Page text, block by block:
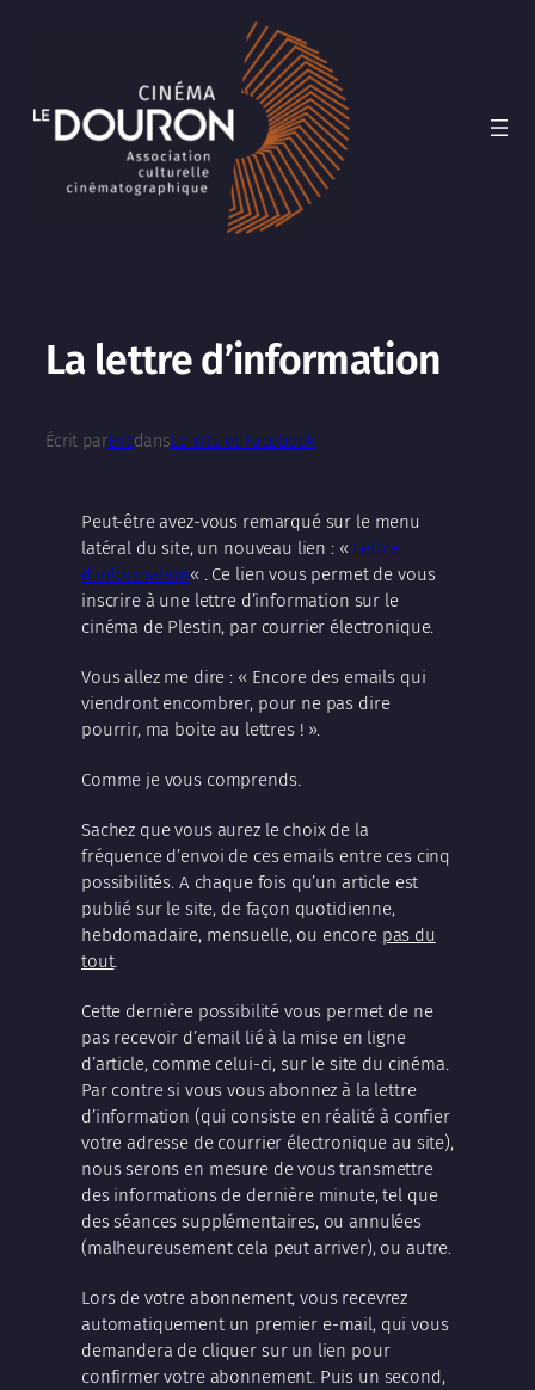
La lettre d’information
Écrit parEricdansLe site et Facebook
Peut-être avez-vous remarqué sur le menu
latéral du site, un nouveau lien : « Lettre
d’information« . Ce lien vous permet de vous
inscrire à une lettre d’information sur le
cinéma de Plestin, par courrier électronique.
Vous allez me dire : « Encore des emails qui
viendront encombrer, pour ne pas dire
pourrir, ma boite au lettres ! ».
Comme je vous comprends.
Sachez que vous aurez le choix de la
fréquence d’envoi de ces emails entre ces cinq
possibilités. A chaque fois qu’un article est
publié sur le site, de façon quotidienne,
hebdomadaire, mensuelle, ou encore pas du
tout.
Cette dernière possibilité vous permet de ne
pas recevoir d’email lié à la mise en ligne
d’article, comme celui-ci, sur le site du cinéma.
Par contre si vous vous abonnez à la lettre
d’information (qui consiste en réalité à confier
votre adresse de courrier électronique au site),
nous serons en mesure de vous transmettre
des informations de dernière minute, tel que
des séances supplémentaires, ou annulées
(malheureusement cela peut arriver), ou autre.
Lors de votre abonnement, vous recevrez
automatiquement un premier e-mail, qui vous
demandera de cliquer sur un lien pour
confirmer votre abonnement. Puis un second,